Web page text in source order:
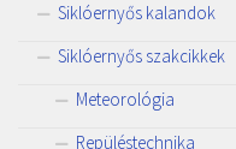
Siklóernyős kalandok
Siklóernyős szakcikkek
Meteorológia
Repüléstechnika